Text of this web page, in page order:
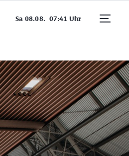
Sa 08.08. 07:41 Uhr